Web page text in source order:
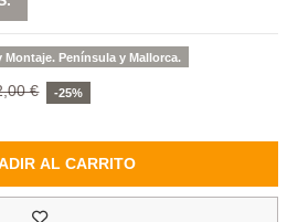
Península y Mallorca.
€ -25%
AL CARRITO